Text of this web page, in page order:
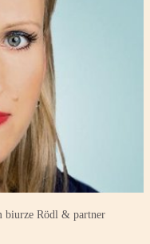
biurze Rödl & partner